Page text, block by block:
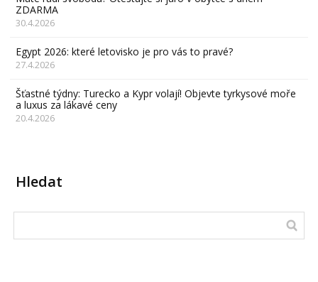
ZDARMA
30.4.2026
Egypt 2026: které letovisko je pro vás to pravé?
27.4.2026
Šťastné týdny: Turecko a Kypr volají! Objevte tyrkysové moře
a luxus za lákavé ceny
20.4.2026
Hledat